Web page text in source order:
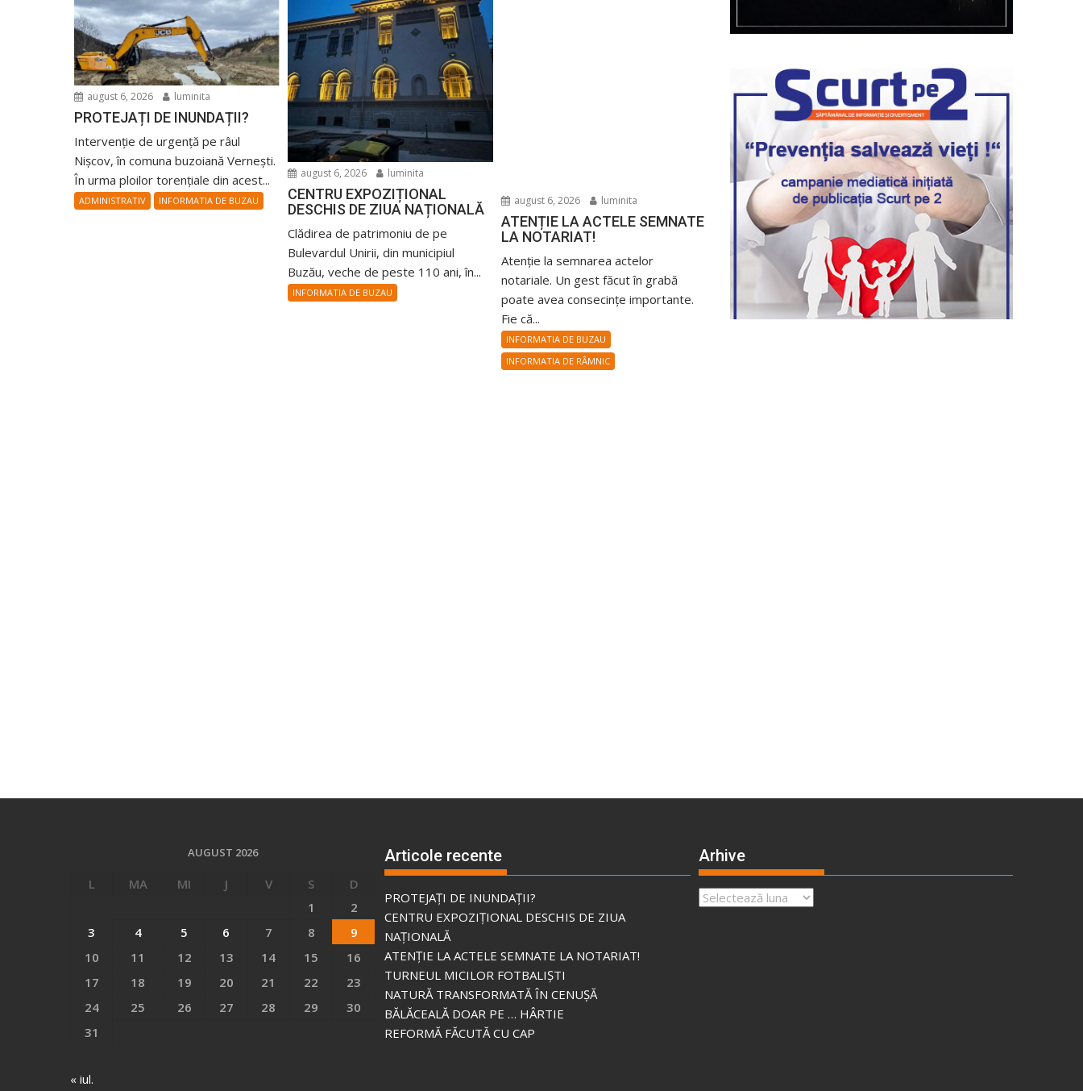
august 6, 2026 luminita
PROTEJAȚI DE INUNDAȚII?
Intervenție de urgență pe râul
Nișcov, în comuna buzoiană Vernești.
În urma ploilor torențiale din acest...
ADMINISTRATIV INFORMATIA DE BUZAU
august 6, 2026 luminita
CENTRU EXPOZIȚIONAL
DESCHIS DE ZIUA NAȚIONALĂ
Clădirea de patrimoniu de pe
Bulevardul Unirii, din municipiul
Buzău, veche de peste 110 ani, în...
INFORMATIA DE BUZAU
august 6, 2026 luminita
ATENȚIE LA ACTELE SEMNATE
LA NOTARIAT!
Atenție la semnarea actelor
notariale. Un gest făcut în grabă
poate avea consecințe importante.
Fie că...
INFORMATIA DE BUZAU
INFORMATIA DE RÂMNIC
AUGUST 2026
L MA MI J V S
D
1
2
3
4 5 6 7 8
9
10
11 12 13 14 15
16
17
18 19 20 21 22
23
24
25 26 27 28 29
30
31
« iul.
Articole recente
PROTEJAȚI DE INUNDAȚII?
CENTRU EXPOZIȚIONAL DESCHIS DE ZIUA
NAȚIONALĂ
ATENȚIE LA ACTELE SEMNATE LA NOTARIAT!
TURNEUL MICILOR FOTBALIȘTI
NATURĂ TRANSFORMATĂ ÎN CENUȘĂ
BĂLĂCEALĂ DOAR PE … HÂRTIE
REFORMĂ FĂCUTĂ CU CAP
Arhive
Arhive